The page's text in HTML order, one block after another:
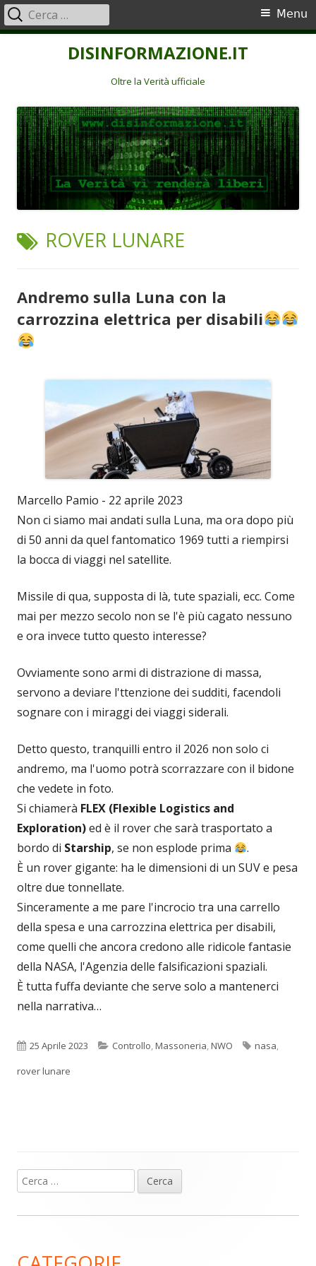
DISINFORMAZIONE.IT
Oltre la Verità ufficiale
Menu
principale
Menu
Ricerca
per:
TAG:
ROVER LUNARE
Andremo sulla Luna con la
carrozzina elettrica per disabili
Marcello Pamio - 22 aprile 2023
Non ci siamo mai andati sulla Luna, ma ora dopo più
di 50 anni da quel fantomatico 1969 tutti a riempirsi
la bocca di viaggi nel satellite.
Missile di qua, supposta di là, tute spaziali, ecc. Come
mai per mezzo secolo non se l'è più cagato nessuno
e ora invece tutto questo interesse?
Ovviamente sono armi di distrazione di massa,
servono a deviare l'ttenzione dei sudditi, facendoli
sognare con i miraggi dei viaggi siderali.
Detto questo, tranquilli entro il 2026 non solo ci
andremo, ma l'uomo potrà scorrazzare con il bidone
che vedete in foto.
Si chiamerà FLEX (Flexible Logistics and
Exploration)ed è il rover che sarà trasportato a
bordo di Starship, se non esplode prima
.
È un rover gigante: ha le dimensioni di un SUV e pesa
oltre due tonnellate.
Sinceramente a me pare l'incrocio tra una carrello
della spesa e una carrozzina elettrica per disabili,
come quelli che ancora credono alle ridicole fantasie
della NASA, l'Agenzia delle falsificazioni spaziali.
È tutta fuffa deviante che serve solo a mantenerci
nella narrativa…
Pubblicato
25 Aprile 2023 Categorie
Controllo,Massoneria,NWO Tag
nasa,
rover lunare
Barra
laterale
Ricerca
per: